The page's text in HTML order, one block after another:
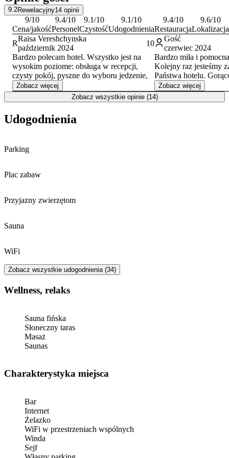
oraz profesjonalizm i uprzejmość personelu.
Do dyspozycji odwiedzających jest winda oraz bezprzewodowy
internet na terenie całego obiektu. Hotel oferujepłatny parkingw
cenie 15 zł za dobę, jednak ze względu na ograniczoną liczbę miejsc
konieczna jest wcześniejsza rezerwacja.
9.2Rewelacyjny14 opinii
9/10
Cena/jakość
9.4/10
Personel
9.1/10
Czystość
9.1/10
Udogodnienia
9.4/10
Restauracja
9.6/10
Lokalizacja
R
Raisa Vereshchynska
październik 2024
10
Bardzo polecam hotel. Wszystko jest na
wysokim poziome: obsługa w recepcji,
czysty pokój, pyszne do wyboru jedzenie,
Zobacz więcej
Gość
czerwiec 2024
Bardzo miła i
Kolejny raz jesteśmy
Państwa hotelu.
Zobacz więcej
Zobacz wszystkie opinie (14)
Udogodnienia
Parking
Plac zabaw
Przyjazny zwierzętom
Sauna
WiFi
Zobacz wszystkie udogodnienia (34)
Wellness, relaks
Sauna fińska
Słoneczny taras
Masaż
Saunas
Charakterystyka miejsca
Bar
Internet
Żelazko
WiFi w przestrzeniach wspólnych
Winda
Sejf